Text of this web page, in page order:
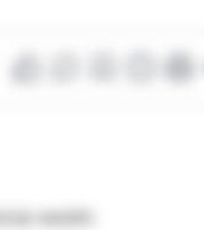
sesión